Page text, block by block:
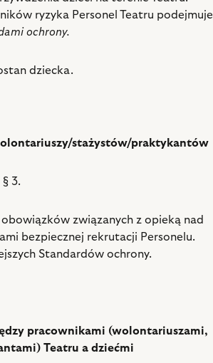
ryzyka Personel Teatru podejmuje
ochrony.
dziecka.
stażystów/praktykantów
§ 3.
związanych z opieką nad
bezpiecznej rekrutacji Personelu.
Standardów ochrony.
pracownikami (wolontariuszami,
Teatru a dziećmi